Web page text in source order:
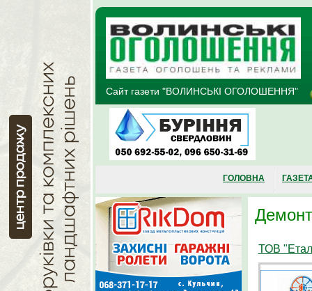
Перейти до основного матеріалу
Сайт газети "ВОЛИНСЬКІ ОГОЛОШЕННЯ"
ГОЛОВНА
ТОВ